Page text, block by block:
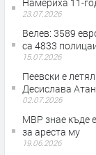
Намериха 11-
23.07.2026
Велев: 3589
са 4833
15.07.2026
Пеевски е
Десислава
02.07.2026
МВР знае къде
за ареста му
19.06.2026